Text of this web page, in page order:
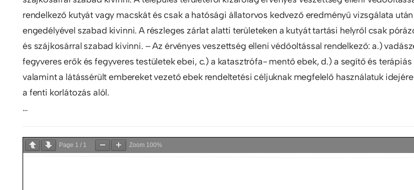
rendelkező kutyát vagy macskát és csak a hatósági állatorvos kedvező eredményű vizsgálata
engedélyével szabad kivinni. A részleges zárlat alatti területeken a kutyát tartási helyről csak
és szájkosárral szabad kivinni. – Az érvényes veszettség elleni védőoltással rendelkező: a.)
fegyveres erők és fegyveres testületek ebei, c.) a katasztrófa- mentő ebek, d.) a segítő és terápiás
valamint a látássérült embereket vezető ebek rendeltetési céljuknak megfelelő használatuk
a fenti korlátozás alól.
…
Page 1 / 1 Zoom 100%